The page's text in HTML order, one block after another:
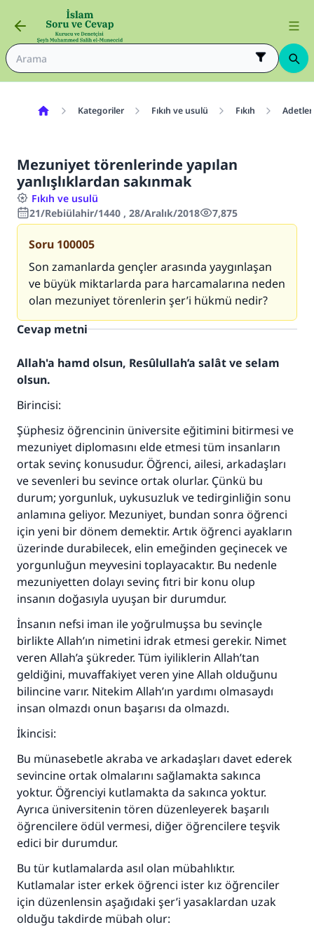
Kategoriler Fıkıh ve usulü Fıkıh Adetler
Mezuniyet törenlerinde yapılan
yanlışlıklardan sakınmak
Fıkıh ve usulü
21/Rebiülahir/1440 , 28/Aralık/2018
7,875
Soru 100005
Son zamanlarda gençler arasında yaygınlaşan
ve büyük miktarlarda para harcamalarına neden
olan mezuniyet törenlerin şer’i hükmü nedir?
Cevap metni
Allah'a hamd olsun, Resûlullah’a salât ve selam
olsun.
Birincisi:
Şüphesiz öğrencinin üniversite eğitimini bitirmesi ve
mezuniyet diplomasını elde etmesi tüm insanların
ortak sevinç konusudur. Öğrenci, ailesi, arkadaşları
ve sevenleri bu sevince ortak olurlar. Çünkü bu
durum; yorgunluk, uykusuzluk ve tedirginliğin sonu
anlamına geliyor. Mezuniyet, bundan sonra öğrenci
için yeni bir dönem demektir. Artık öğrenci ayakların
üzerinde durabilecek, elin emeğinden geçinecek ve
yorgunluğun meyvesini toplayacaktır. Bu nedenle
mezuniyetten dolayı sevinç fıtri bir konu olup
insanın doğasıyla uyuşan bir durumdur.
İnsanın nefsi iman ile yoğrulmuşsa bu sevinçle
birlikte Allah’ın nimetini idrak etmesi gerekir. Nimet
veren Allah’a şükreder. Tüm iyiliklerin Allah’tan
geldiğini, muvaffakiyet veren yine Allah olduğunu
bilincine varır. Nitekim Allah’ın yardımı olmasaydı
insan olmazdı onun başarısı da olmazdı.
İkincisi:
Bu münasebetle akraba ve arkadaşları davet ederek
sevincine ortak olmalarını sağlamakta sakınca
yoktur. Öğrenciyi kutlamakta da sakınca yoktur.
Ayrıca üniversitenin tören düzenleyerek başarılı
öğrencilere ödül vermesi, diğer öğrencilere teşvik
edici bir durumdur.
Bu tür kutlamalarda asıl olan mübahlıktır.
Kutlamalar ister erkek öğrenci ister kız öğrenciler
için düzenlensin aşağıdaki şer’i yasaklardan uzak
olduğu takdirde mübah olur: